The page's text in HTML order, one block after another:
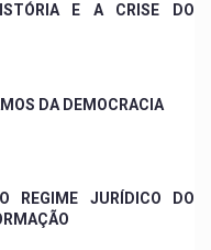
E A CRISE DO
DA DEMOCRACIA
JURÍDICO DO